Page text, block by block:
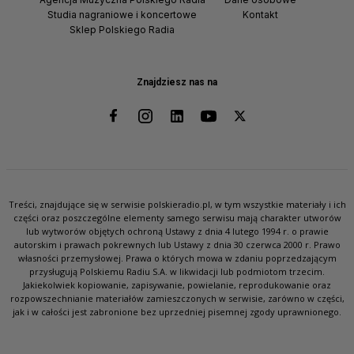
Znajdziesz nas na
Studia nagraniowe i koncertowe
Sklep Polskiego Radia
Kontakt
Treści, znajdujące się w serwisie polskieradio.pl, w tym wszystkie materiały i ich
części oraz poszczególne elementy samego serwisu mają charakter utworów
lub wytworów objętych ochroną Ustawy z dnia 4 lutego 1994 r. o prawie
autorskim i prawach pokrewnych lub Ustawy z dnia 30 czerwca 2000 r. Prawo
własności przemysłowej. Prawa o których mowa w zdaniu poprzedzającym
przysługują Polskiemu Radiu S.A. w likwidacji lub podmiotom trzecim.
Jakiekolwiek kopiowanie, zapisywanie, powielanie, reprodukowanie oraz
rozpowszechnianie materiałów zamieszczonych w serwisie, zarówno w części,
jak i w całości jest zabronione bez uprzedniej pisemnej zgody uprawnionego.